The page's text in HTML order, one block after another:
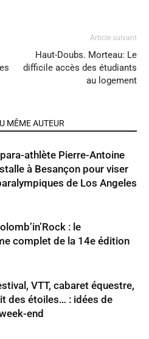
Article suivant
Haut-Doubs. Morteau: Le
difficile accès des étudiants
au logement
MÊME AUTEUR
athlète Pierre-Antoine
à Besançon pour viser
de Los Angeles
: le
complet de la 14e édition
VTT, cabaret équestre,
des étoiles… : idées de
end